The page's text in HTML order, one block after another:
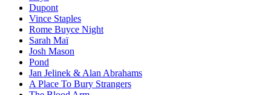
Dupont
Vince Staples
Rome Buyce Night
Sarah Maï
Josh Mason
Pond
Jan Jelinek & Alan Abrahams
A Place To Bury Strangers